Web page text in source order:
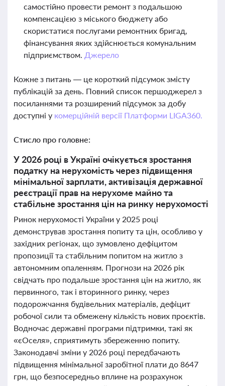
самостійно провести ремонт з подальшою
компенсацією з міського бюджету або
скористатися послугами ремонтних бригад,
фінансування яких здійснюється комунальним
підприємством. Джерело
Кожне з питань — це короткий підсумок змісту
публікацій за день. Повний список першоджерел з
посиланнями та розширений підсумок за добу
доступні у комерційній версії Платформи LIGA360.
Стисло про головне:
У 2026 році в Україні очікується зростання
податку на нерухомість через підвищення
мінімальної зарплати, активізація державної
реєстрації прав на нерухоме майно та
стабільне зростання цін на ринку нерухомості
Ринок нерухомості України у 2025 році
демонстрував зростання попиту та цін, особливо у
західних регіонах, що зумовлено дефіцитом
пропозиції та стабільним попитом на житло з
автономним опаленням. Прогнози на 2026 рік
свідчать про подальше зростання цін на житло, як
первинного, так і вторинного ринку, через
подорожчання будівельних матеріалів, дефіцит
робочої сили та обмежену кількість нових проєктів.
Водночас державні програми підтримки, такі як
«єОселя», сприятимуть збереженню попиту.
Законодавчі зміни у 2026 році передбачають
підвищення мінімальної заробітної плати до 8647
грн, що безпосередньо вплине на розрахунок